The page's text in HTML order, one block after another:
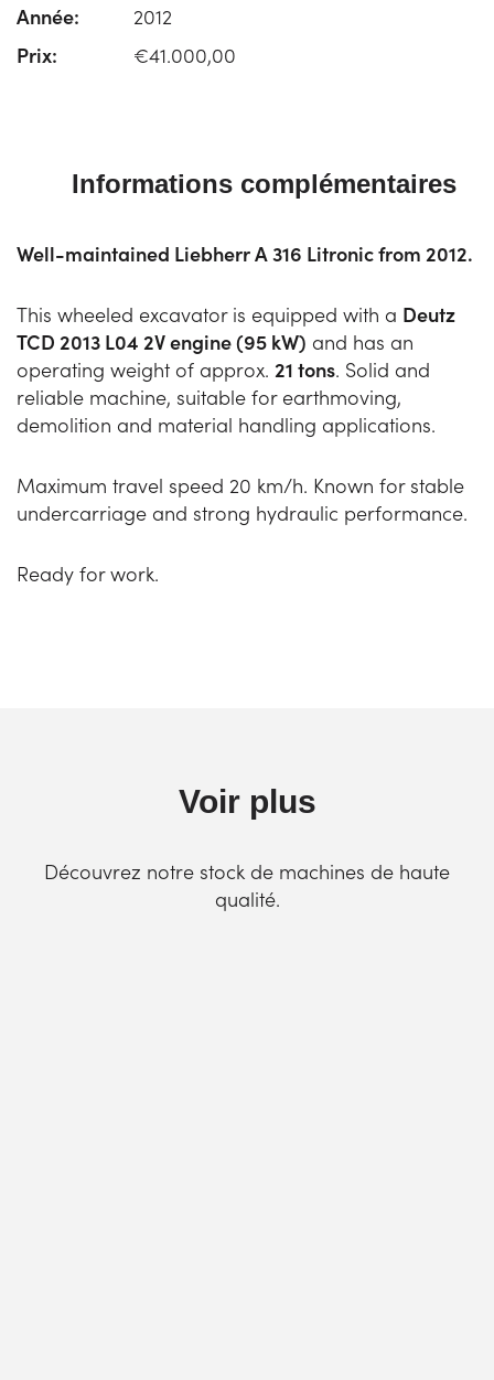
Année:
2012
Prix:
€41.000,00
Informations complémentaires
Well-maintained Liebherr A 316 Litronic from 2012.
This wheeled excavator is equipped with a Deutz
TCD 2013 L04 2V engine (95 kW) and has an
operating weight of approx. 21 tons. Solid and
reliable machine, suitable for earthmoving,
demolition and material handling applications.
Maximum travel speed 20 km/h. Known for stable
undercarriage and strong hydraulic performance.
Ready for work.
Voir plus
Découvrez notre stock de machines de haute
qualité.